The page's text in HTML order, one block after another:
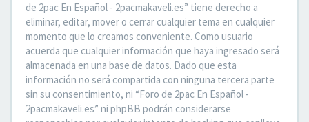
de 2pac En Español - 2pacmakaveli.es” tiene derecho a
eliminar, editar, mover o cerrar cualquier tema en cualquier
momento que lo creamos conveniente. Como usuario
acuerda que cualquier información que haya ingresado será
almacenada en una base de datos. Dado que esta
información no será compartida con ninguna tercera parte
sin su consentimiento, ni “Foro de 2pac En Español -
2pacmakaveli.es” ni phpBB podrán considerarse